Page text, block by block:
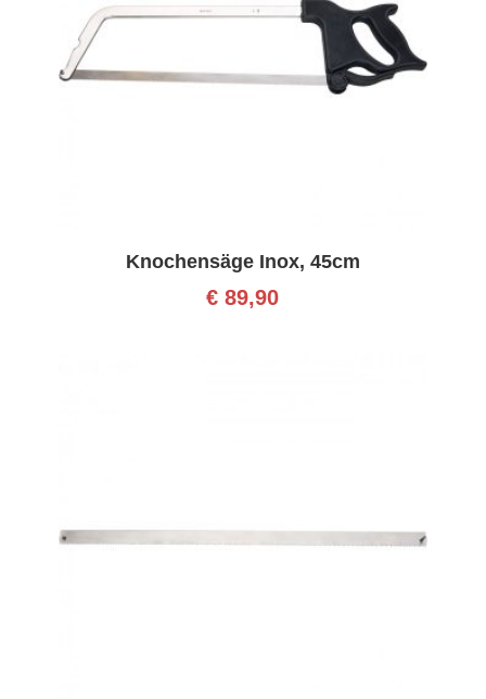
Knochensäge Inox, 45cm
€ 89,90